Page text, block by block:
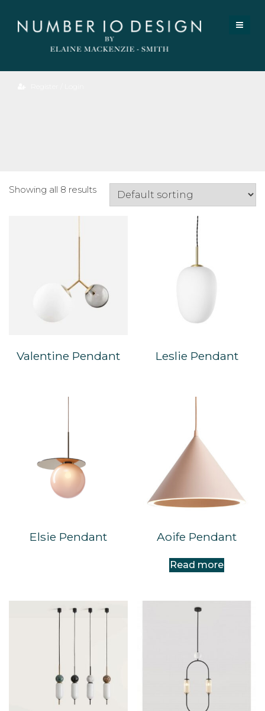
Showing all 8 results
Valentine Pendant Leslie Pendant
Elsie Pendant Aoife Pendant
Read more